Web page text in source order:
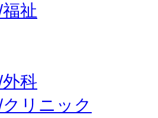
祉
科
リニック